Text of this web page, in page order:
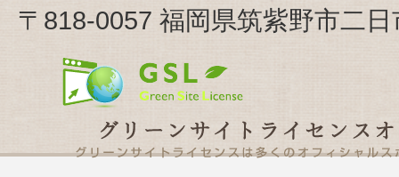
〒818-0057 福岡県筑紫野市二